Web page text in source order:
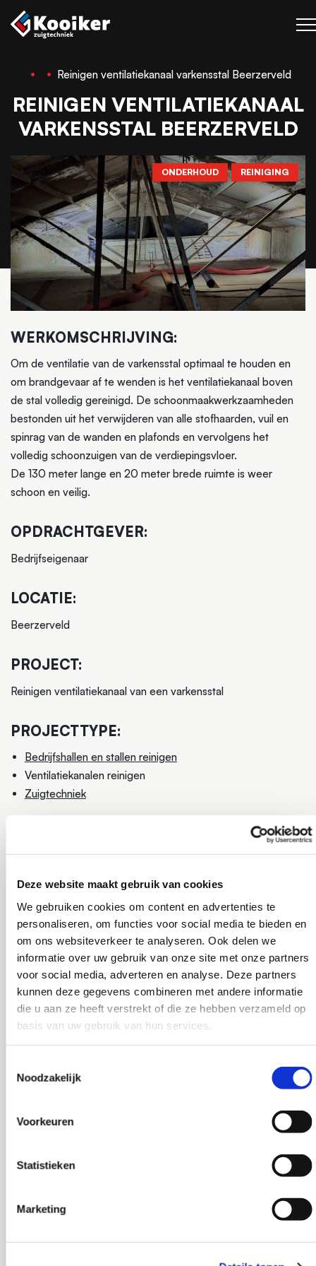
Deze website maakt gebruik van cookies
We gebruiken cookies om content en advertenties te
personaliseren, om functies voor social media te bieden en
om ons websiteverkeer te analyseren. Ook delen we
informatie over uw gebruik van onze site met onze partners
voor social media, adverteren en analyse. Deze partners
kunnen deze gegevens combineren met andere informatie
die u aan ze heeft verstrekt of die ze hebben verzameld op
basis van uw gebruik van hun services.
Noodzakelijk
Voorkeuren
Statistieken
Marketing
Zuigtechniek
Blaastechniek
Over Kooiker
Werken bij
Contact
Reinigen ventilatiekanaal varkensstal Beerzerveld
REINIGEN VENTILATIEKANAAL
VARKENSSTAL BEERZERVELD
ONDERHOUD REINIGING
WERKOMSCHRIJVING:
Om de ventilatie van de varkensstal optimaal te houden en
om brandgevaar af te wenden is het ventilatiekanaal boven
de stal volledig gereinigd. De schoonmaakwerkzaamheden
bestonden uit het verwijderen van alle stofhaarden, vuil en
spinrag van de wanden en plafonds en vervolgens het
volledig schoonzuigen van de verdiepingsvloer.
De 130 meter lange en 20 meter brede ruimte is weer
schoon en veilig.
OPDRACHTGEVER:
Bedrijfseigenaar
LOCATIE:
Beerzerveld
PROJECT:
Reinigen ventilatiekanaal van een varkensstal
PROJECTTYPE:
Bedrijfshallen en stallen reinigen
Ventilatiekanalen reinigen
Zuigtechniek
OFFERTE OF INFORMATIE